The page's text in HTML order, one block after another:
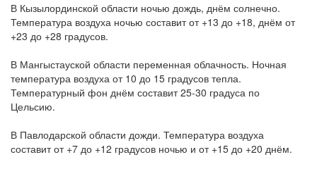
В Кызылординской области ночью дождь, днём солнечно.
Температура воздуха ночью составит от +13 до +18, днём от
+23 до +28 градусов.
В Мангыстауской области переменная облачность. Ночная
температура воздуха от 10 до 15 градусов тепла.
Температурный фон днём составит 25-30 градуса по
Цельсию.
В Павлодарской области дожди. Температура воздуха
составит от +7 до +12 градусов ночью и от +15 до +20 днём.